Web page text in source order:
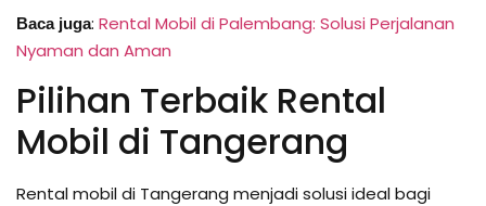
Baca juga: Rental Mobil di Palembang: Solusi Perjalanan
Nyaman dan Aman
Pilihan Terbaik Rental
Mobil di Tangerang
Rental mobil di Tangerang menjadi solusi ideal bagi